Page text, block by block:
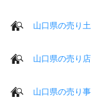
山口県の売り
山口県の売り
山口県の売り